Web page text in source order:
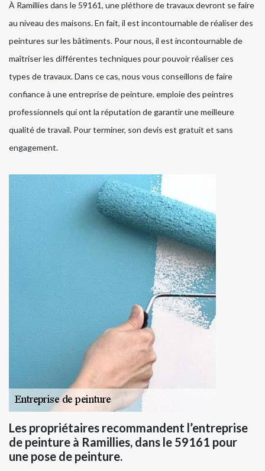
À Ramillies dans le 59161, une pléthore de travaux devront se faire
au niveau des maisons. En fait, il est incontournable de réaliser des
peintures sur les bâtiments. Pour nous, il est incontournable de
maîtriser les différentes techniques pour pouvoir réaliser ces
types de travaux. Dans ce cas, nous vous conseillons de faire
confiance à une entreprise de peinture. emploie des peintres
professionnels qui ont la réputation de garantir une meilleure
qualité de travail. Pour terminer, son devis est gratuit et sans
engagement.
Les propriétaires recommandent l’entreprise
de peinture à Ramillies, dans le 59161 pour
une pose de peinture.